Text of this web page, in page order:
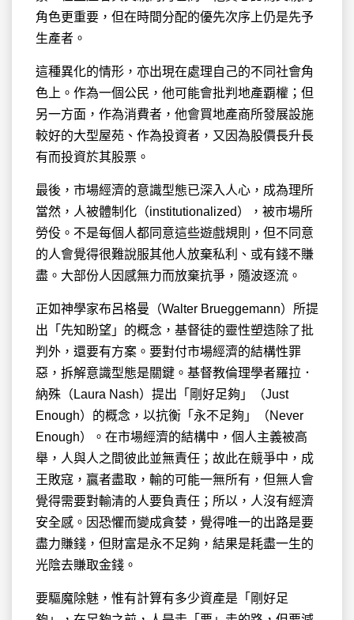
角色更重要，但在時間分配的優先次序上仍是先予
生產者。
這種異化的情形，亦出現在處理自己的不同社會角
色上。作為一個公民，他可能會批判地產覇權；但
另一方面，作為消費者，他會買地產商所發展設施
較好的大型屋苑、作為投資者，又因為股價長升長
有而投資於其股票。
最後，市場經濟的意識型態已深入人心，成為理所
當然，人被體制化（institutionalized），被市場所
勞伇。不是每個人都同意這些遊戲規則，但不同意
的人會覺得很難說服其他人放棄私利、或有錢不賺
盡。大部份人因感無力而放棄抗爭，隨波逐流。
正如神學家布呂格曼（Walter Brueggemann）所提
出「先知盼望」的概念，基督徒的靈性塑造除了批
判外，還要有方案。要對付市場經濟的結構性罪
惡，拆解意識型態是關鍵。基督教倫理學者羅拉．
納殊（Laura Nash）提出「剛好足夠」（Just
Enough）的概念，以抗衡「永不足夠」（Never
Enough）。在市場經濟的結構中，個人主義被高
舉，人與人之間彼此並無責任；故此在競爭中，成
王敗寇，贏者盡取，輸的可能一無所有，但無人會
覺得需要對輸清的人要負責任；所以，人沒有經濟
安全感。因恐懼而變成貪婪，覺得唯一的出路是要
盡力賺錢，但財富是永不足夠，結果是耗盡一生的
光陰去賺取金錢。
要驅魔除魅，惟有計算有多少資產是「剛好足